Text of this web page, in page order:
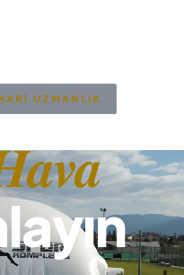
UZMANLIK